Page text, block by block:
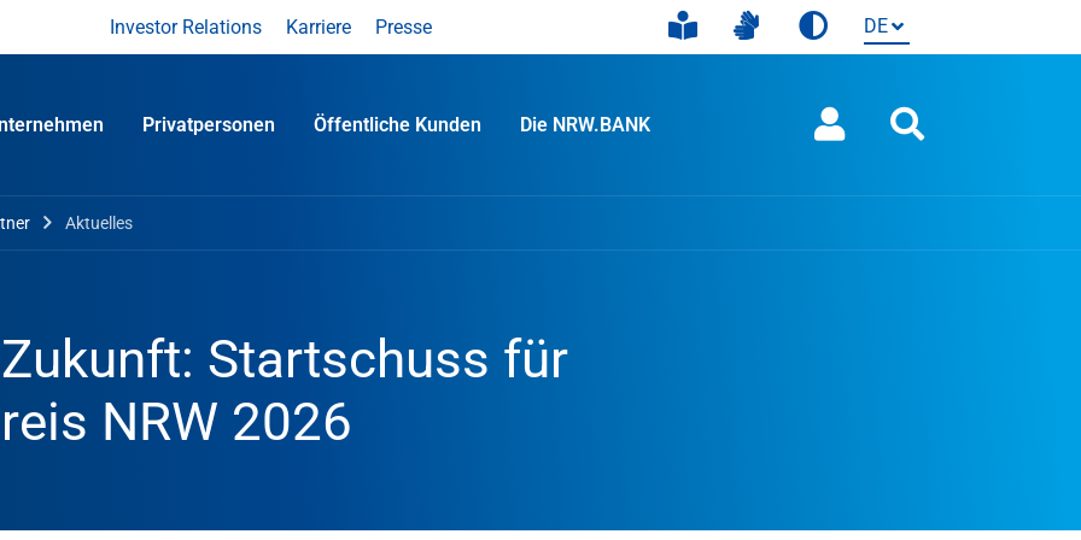
Investor Relations Karriere Presse
Privatpersonen Öffentliche Kunden Die NRW.BANK
Aktuelles
Startschuss für
NRW 2026